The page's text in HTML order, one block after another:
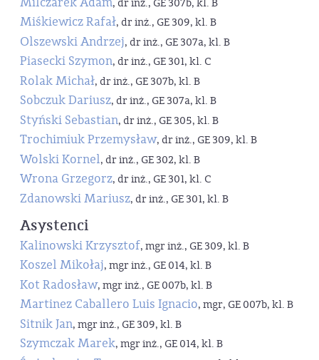
, dr inż., GE 307b, kl. B
Miśkiewicz Rafał, dr inż., GE 309, kl. B
Olszewski Andrzej, dr inż., GE 307a, kl. B
Piasecki Szymon, dr inż., GE 301, kl. C
Rolak Michał, dr inż., GE 307b, kl. B
Sobczuk Dariusz, dr inż., GE 307a, kl. B
Styński Sebastian, dr inż., GE 305, kl. B
Trochimiuk Przemysław, dr inż., GE 309, kl. B
Wolski Kornel, dr inż., GE 302, kl. B
Wrona Grzegorz, dr inż., GE 301, kl. C
Zdanowski Mariusz, dr inż., GE 301, kl. B
Asystenci
Kalinowski Krzysztof, mgr inż., GE 309, kl. B
Koszel Mikołaj, mgr inż., GE 014, kl. B
Kot Radosław, mgr inż., GE 007b, kl. B
Martinez Caballero Luis Ignacio, mgr, GE 007b, kl. B
Sitnik Jan, mgr inż., GE 309, kl. B
Szymczak Marek, mgr inż., GE 014, kl. B